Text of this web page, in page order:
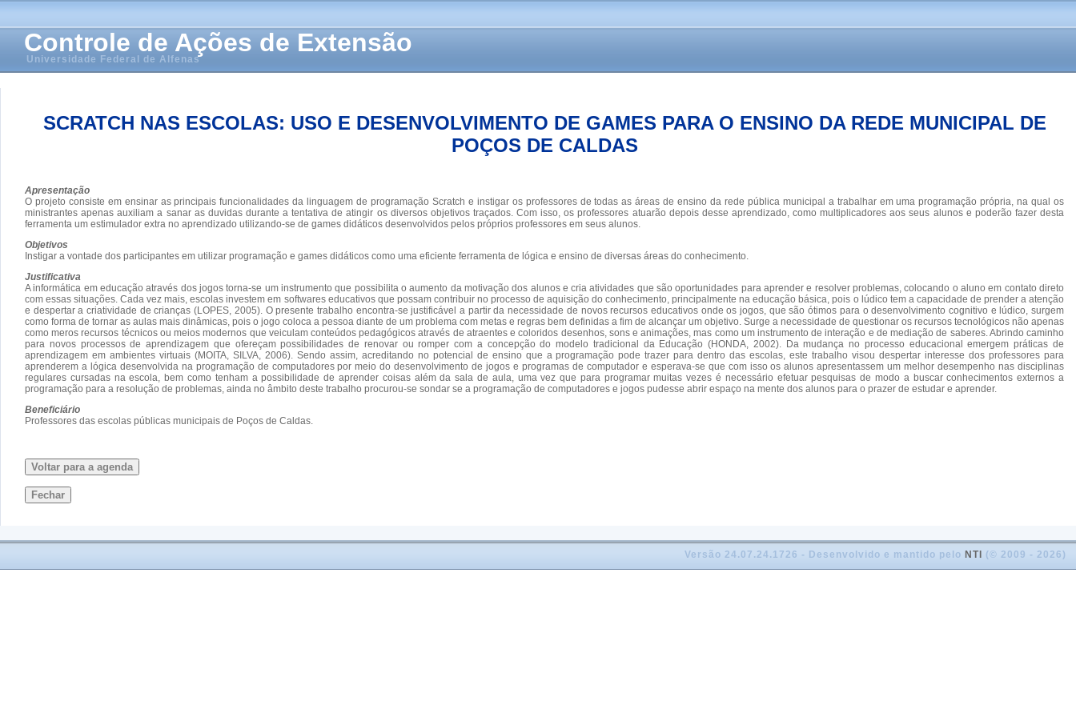
Controle de Ações de Extensão
Universidade Federal de Alfenas
SCRATCH NAS ESCOLAS: USO E DESENVOLVIMENTO DE GAMES PARA O ENSINO DA REDE MUNICIPAL DE
POÇOS DE CALDAS
Apresentação
O projeto consiste em ensinar as principais funcionalidades da linguagem de programação Scratch e instigar os professores de todas as áreas de ensino da rede pública municipal a trabalhar em uma programação própria, na qual os
ministrantes apenas auxiliam a sanar as duvidas durante a tentativa de atingir os diversos objetivos traçados. Com isso, os professores atuarão depois desse aprendizado, como multiplicadores aos seus alunos e poderão fazer desta
ferramenta um estimulador extra no aprendizado utilizando-se de games didáticos desenvolvidos pelos próprios professores em seus alunos.
Objetivos
Instigar a vontade dos participantes em utilizar programação e games didáticos como uma eficiente ferramenta de lógica e ensino de diversas áreas do conhecimento.
Justificativa
A informática em educação através dos jogos torna-se um instrumento que possibilita o aumento da motivação dos alunos e cria atividades que são oportunidades para aprender e resolver problemas, colocando o aluno em contato direto
com essas situações. Cada vez mais, escolas investem em softwares educativos que possam contribuir no processo de aquisição do conhecimento, principalmente na educação básica, pois o lúdico tem a capacidade de prender a atenção
e despertar a criatividade de crianças (LOPES, 2005). O presente trabalho encontra-se justificável a partir da necessidade de novos recursos educativos onde os jogos, que são ótimos para o desenvolvimento cognitivo e lúdico, surgem
como forma de tornar as aulas mais dinâmicas, pois o jogo coloca a pessoa diante de um problema com metas e regras bem definidas a fim de alcançar um objetivo. Surge a necessidade de questionar os recursos tecnológicos não apenas
como meros recursos técnicos ou meios modernos que veiculam conteúdos pedagógicos através de atraentes e coloridos desenhos, sons e animações, mas como um instrumento de interação e de mediação de saberes. Abrindo caminho
para novos processos de aprendizagem que ofereçam possibilidades de renovar ou romper com a concepção do modelo tradicional da Educação (HONDA, 2002). Da mudança no processo educacional emergem práticas de
aprendizagem em ambientes virtuais (MOITA, SILVA, 2006). Sendo assim, acreditando no potencial de ensino que a programação pode trazer para dentro das escolas, este trabalho visou despertar interesse dos professores para
aprenderem a lógica desenvolvida na programação de computadores por meio do desenvolvimento de jogos e programas de computador e esperava-se que com isso os alunos apresentassem um melhor desempenho nas disciplinas
regulares cursadas na escola, bem como tenham a possibilidade de aprender coisas além da sala de aula, uma vez que para programar muitas vezes é necessário efetuar pesquisas de modo a buscar conhecimentos externos a
programação para a resolução de problemas, ainda no âmbito deste trabalho procurou-se sondar se a programação de computadores e jogos pudesse abrir espaço na mente dos alunos para o prazer de estudar e aprender.
Beneficiário
Professores das escolas públicas municipais de Poços de Caldas.
Voltar para a agenda
Fechar
Versão 24.07.24.1726 - Desenvolvido e mantido pelo NTI (© 2009 - 2026)